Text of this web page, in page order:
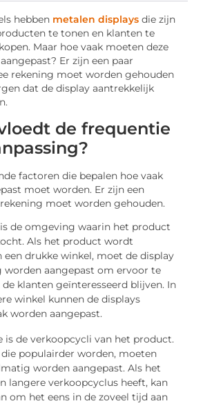
hebben metalen displays die zijn
te tonen en klanten te
Maar hoe vaak moeten deze
Er zijn een paar
rekening moet worden gehouden
dat de display aantrekkelijk
de frequentie
factoren die bepalen hoe vaak
moet worden. Er zijn een
moet worden gehouden.
de omgeving waarin het product
Als het product wordt
een drukke winkel, moet de display
worden aangepast om ervoor te
klanten geïnteresseerd blijven. In
winkel kunnen de displays
worden aangepast.
is de verkoopcycli van het product.
populairder worden, moeten
worden aangepast. Als het
langere verkoopcyclus heeft, kan
om het eens in de zoveel tijd aan